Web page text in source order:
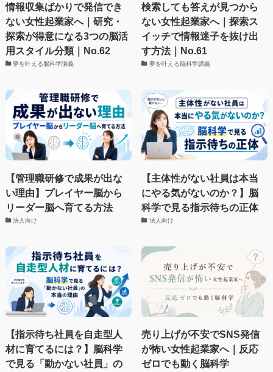
情報収集ばかりで発信でき
ない女性起業家へ｜研究・
探索が得意になる3つの脳活
用スタイル分類｜No.62
夢を叶える脳科学講義
検索しても答えが見つから
ない女性起業家へ｜探索ス
イッチで情報迷子を抜け出
す方法｜No.61
夢を叶える脳科学講義
【管理職研修で成果が出な
い理由】プレイヤー脳から
リーダー脳へ育てる方法
法人向け
【主体性がない社員は本当
にやる気がないのか？】脳
科学で見る指示待ちの正体
法人向け
【指示待ち社員を自走型人
材に育てるには？】脳科学
で見る「動かない社員」の
売り上げが不安でSNS発信
が怖い女性起業家へ｜反応
ゼロでも動く脳科学